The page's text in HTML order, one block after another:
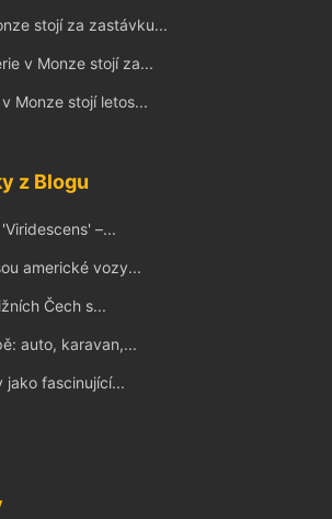
stojí za zastávku...
v Monze stojí za...
Monze stojí letos...
z Blogu
–...
americké vozy...
Čech s...
auto, karavan,...
jako fascinující...